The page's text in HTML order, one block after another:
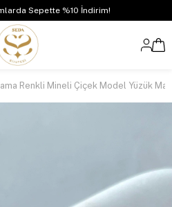
Sepette %10 İndirim!
Renkli Mineli Çiçek Model Yüzük